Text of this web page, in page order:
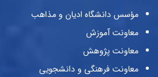
مؤسس دانشگاه ادیان و مذاهب
معاونت آموزش
معاونت پژوهش
معاونت فرهنگی و دانشجویی